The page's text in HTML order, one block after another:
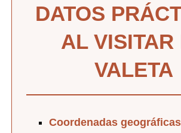
DATOS
AL VISITAR
VALETA
Coordenadas